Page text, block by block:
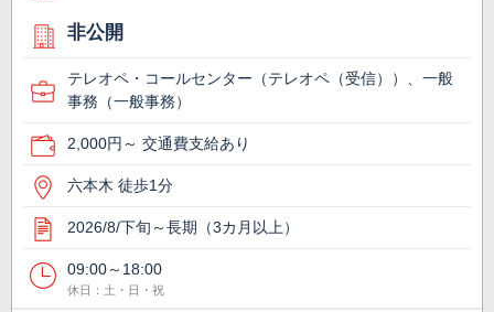
非公開
テレオペ・コールセンター（テレオペ（受信））、一般
事務（一般事務）
2,000円～ 交通費支給あり
六本木 徒歩1分
2026/8/下旬～長期（3カ月以上）
09:00～18:00
休日：土・日・祝